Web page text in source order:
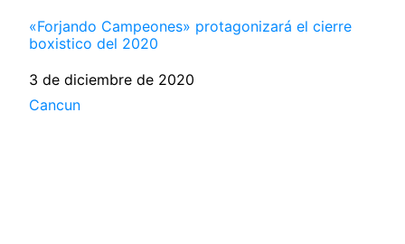
«Forjando Campeones» protagonizará el cierre
boxistico del 2020
Fecha
3 de diciembre de 2020
Respecto a
Cancun